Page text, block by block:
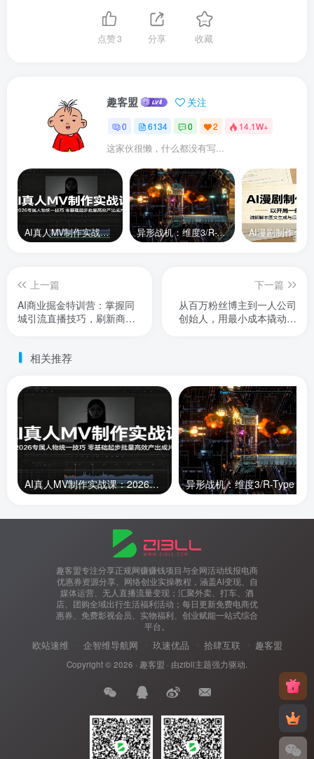
点赞3 分享 收藏
趣客盟 关注
0 6134 0 2 14.1W+
这家伙很懒，什么都没有写...
AI真人MV制作实战课：2026专属人物统一技巧，零基础起步批量高效产出成片 异形战机：维度3/R-Type Dimensions III
上一篇
AI商业掘金特训营：掌握同
城引流直播技巧，刷新商业
下一篇
从百万粉丝博主到一人公司
创始人，用最小成本撬动更
相关推荐
AI真人MV制作实战课：2026专属人物统一技巧，零基础起步批量高效产出成片
趣客盟专注分享正规网赚赚钱项目与全网活动线报电商
优惠券资源分享、网络创业实操教程，涵盖AI变现、自
媒体运营、无人直播流量变现；汇聚外卖、打车、酒
店、团购全域出行生活福利活动；每日更新免费电商优
惠券、免费影视会员、实物福利、创业赋能一站式综合
平台。
欧站速维 企智维导航网 玖速优品 拾肆互联 趣客盟
Copyright © 2026 · 趣客盟 · 由zibll主题强力驱动.